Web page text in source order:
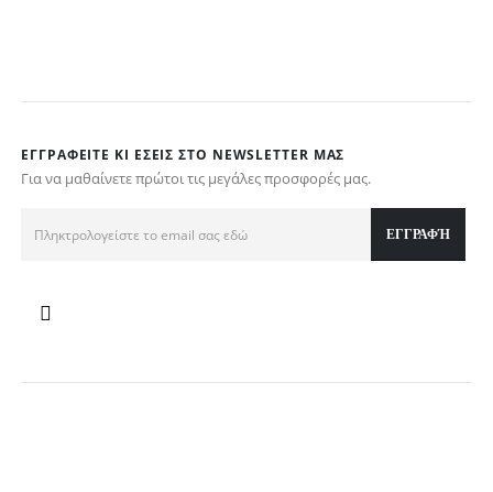
ΕΓΓΡΑΦΕΊΤΕ ΚΙ ΕΣΕΊΣ ΣΤΟ NEWSLETTER ΜΑΣ
Για να μαθαίνετε πρώτοι τις μεγάλες προσφορές μας.